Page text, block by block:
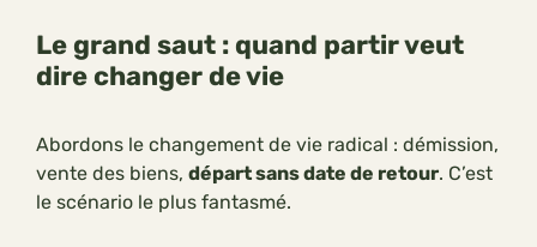
Le grand saut : quand partir veut
dire changer de vie
Abordons le changement de vie radical : démission,
vente des biens, départ sans date de retour. C’est
le scénario le plus fantasmé.